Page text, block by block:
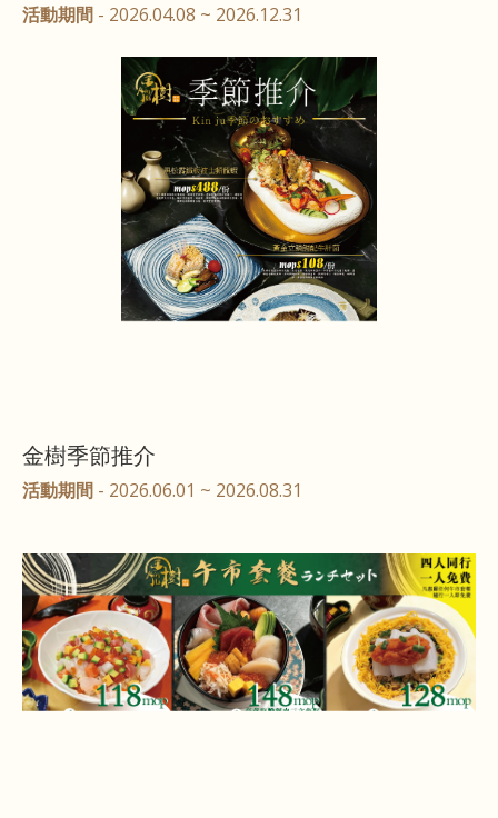
活動期間 - 2026.04.08 ~ 2026.12.31
金樹季節推介
活動期間 - 2026.06.01 ~ 2026.08.31